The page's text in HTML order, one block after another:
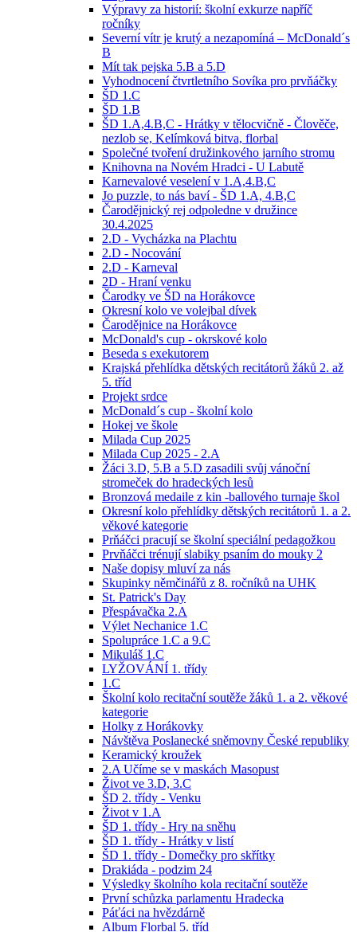
Výpravy za historií: školní exkurze napříč
ročníky
Severní vítr je krutý a nezapomíná – McDonald´s
B
Mít tak pejska 5.B a 5.D
Vyhodnocení čtvrtletního Sovíka pro prvňáčky
ŠD 1.C
ŠD 1.B
ŠD 1.A,4.B,C - Hrátky v tělocvičně - Člověče,
nezlob se, Kelímková bitva, florbal
Společné tvoření družinkového jarního stromu
Knihovna na Novém Hradci - U Labutě
Karnevalové veselení v 1.A,4.B,C
Jo puzzle, to nás baví - ŠD 1.A, 4.B,C
Čarodějnický rej odpoledne v družince
30.4.2025
2.D - Vycházka na Plachtu
2.D - Nocování
2.D - Karneval
2D - Hraní venku
Čarodky ve ŠD na Horákovce
Okresní kolo ve volejbal dívek
Čarodějnice na Horákovce
McDonald's cup - okrskové kolo
Beseda s exekutorem
Krajská přehlídka dětských recitátorů žáků 2. až
5. tříd
Projekt srdce
McDonald´s cup - školní kolo
Hokej ve škole
Milada Cup 2025
Milada Cup 2025 - 2.A
Žáci 3.D, 5.B a 5.D zasadili svůj vánoční
stromeček do hradeckých lesů
Bronzová medaile z kin -ballového turnaje škol
Okresní kolo přehlídky dětských recitátorů 1. a 2.
věkové kategorie
Prňáčci pracují se školní speciální pedagožkou
Prvňáčci trénují slabiky psaním do mouky 2
Naše dopisy mluví za nás
Skupinky němčinářů z 8. ročníků na UHK
St. Patrick's Day
Přespávačka 2.A
Výlet Nechanice 1.C
Spolupráce 1.C a 9.C
Mikuláš 1.C
LYŽOVÁNÍ 1. třídy
1.C
Školní kolo recitační soutěže žáků 1. a 2. věkové
kategorie
Holky z Horákovky
Návštěva Poslanecké sněmovny České republiky
Keramický kroužek
2.A Učíme se v maskách Masopust
Život ve 3.D, 3.C
ŠD 2. třídy - Venku
Život v 1.A
ŠD 1. třídy - Hry na sněhu
ŠD 1. třídy - Hrátky v listí
ŠD 1. třídy - Domečky pro skřítky
Drakiáda - podzim 24
Výsledky školního kola recitační soutěže
První schůzka parlamentu Hradecka
Páťáci na hvězdárně
Album Florbal 5. tříd